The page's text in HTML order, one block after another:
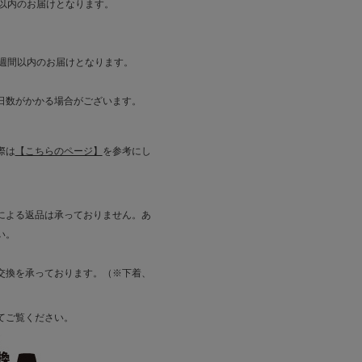
内のお届けとなります。
間以内のお届けとなります。
がかかる場合がございます。
は 【こちらのページ】
を参考にし
よる返品は承っておりません。あ
を承っております。（※下着、
覧ください。